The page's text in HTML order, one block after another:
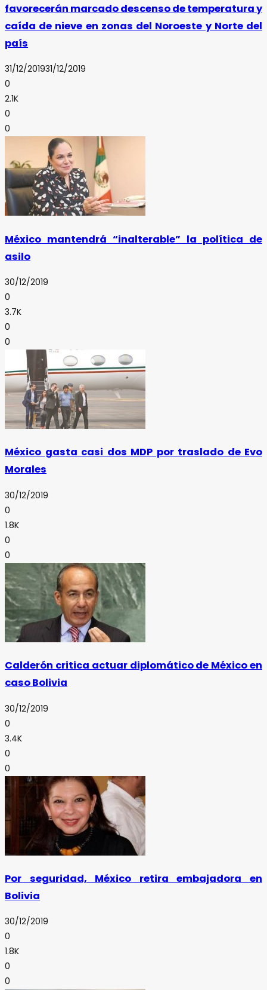
favorecerán marcado descenso de temperatura y
caída de nieve en zonas del Noroeste y Norte del
país
31/12/201931/12/2019
0
2.1K
0
0
México mantendrá “inalterable” la política de
asilo
30/12/2019
0
3.7K
0
0
México gasta casi dos MDP por traslado de Evo
Morales
30/12/2019
0
1.8K
0
0
Calderón critica actuar diplomático de México en
caso Bolivia
30/12/2019
0
3.4K
0
0
Por seguridad, México retira embajadora en
Bolivia
30/12/2019
0
1.8K
0
0